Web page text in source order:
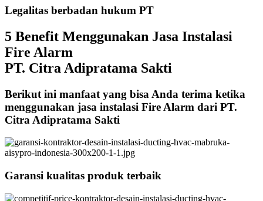
Legalitas berbadan hukum PT
5 Benefit Menggunakan Jasa Instalasi
Fire Alarm
PT. Citra Adipratama Sakti
Berikut ini manfaat yang bisa Anda terima ketika
menggunakan jasa instalasi Fire Alarm dari PT.
Citra Adipratama Sakti
Garansi kualitas produk terbaik